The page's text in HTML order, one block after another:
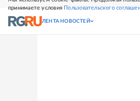
принимаете условия Пользовательского
СВЕЖИЙ НОМЕР
ЛЕНТА НОВОСТЕЙ